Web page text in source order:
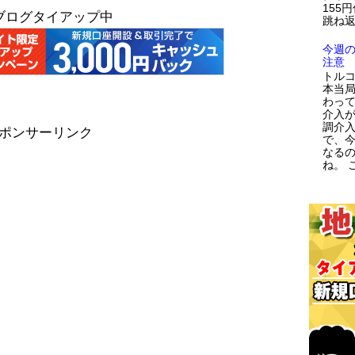
ログタイアップ中
ンサーリンク
155
跳ね
今週
注意
トル
本当
わっ
介入
調介
で、
なる
ね。